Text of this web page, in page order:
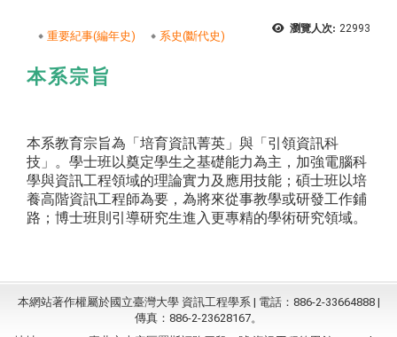
重要紀事(編年史) 系史(斷代史)
瀏覽人次: 22993
本系宗旨
本系教育宗旨為「培育資訊菁英」與「引領資訊科
技」。學士班以奠定學生之基礎能力為主，加強電腦科
學與資訊工程領域的理論實力及應用技能；碩士班以培
養高階資訊工程師為要，為將來從事教學或研發工作鋪
路；博士班則引導研究生進入更專精的學術研究領域。
本網站著作權屬於國立臺灣大學 資訊工程學系 | 電話：886-2-33664888 |
傳真：886-2-23628167。